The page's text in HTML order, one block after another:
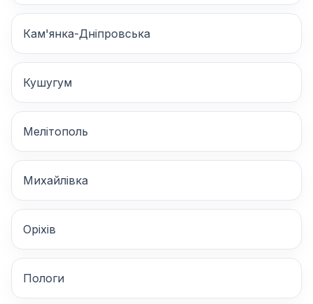
Кам'янка-Дніпровська
Кушугум
Мелітополь
Михайлівка
Оріхів
Пологи